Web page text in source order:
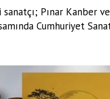
Pınar Kanber
Cumhuriyet